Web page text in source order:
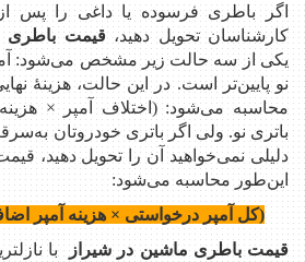
اگر باطری فرسوده یا داغی را پس
کارشناسان تحویل دهید،قیمت باطری
یکی از سه حالت زیر مشخص می‌شود:
نو پایین‌تر است. در این حالت، هزینۀ
محاسبه می‌شود: (اختلاف آمپر ×
باتری نو. ولی اگر باتری خودروتان
دلیلی نمی‌خواهید آن را تحویل دهید،
این‌طور محاسبه می‌شود:
(کل آمپر درخواستی × هزینه آمپر
قیمت باطری ماشین در شیراز
با